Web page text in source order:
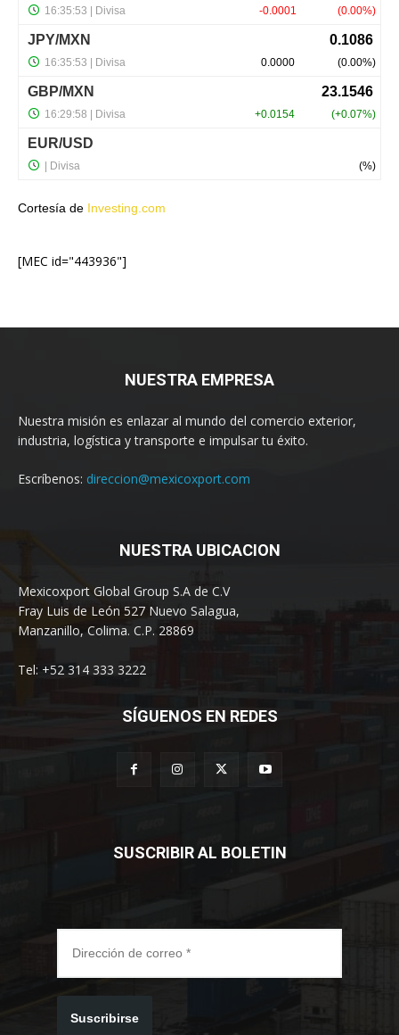
Cortesía de Investing.com
[MEC id="443936"]
NUESTRA EMPRESA
Nuestra misión es enlazar al mundo del comercio exterior,
industria, logística y transporte e impulsar tu éxito.
Escríbenos: direccion@mexicoxport.com
NUESTRA UBICACION
Mexicoxport Global Group S.A de C.V
Fray Luis de León 527 Nuevo Salagua,
Manzanillo, Colima. C.P. 28869
Tel: +52 314 333 3222
SÍGUENOS EN REDES
SUSCRIBIR AL BOLETIN
Suscribirse